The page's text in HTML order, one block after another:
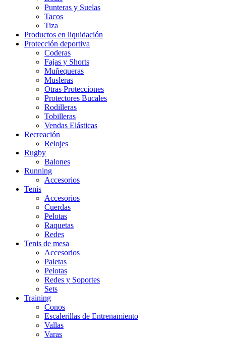
Punteras y Suelas
Tacos
Tiza
Productos en liquidación
Protección deportiva
Coderas
Fajas y Shorts
Muñequeras
Musleras
Otras Protecciones
Protectores Bucales
Rodilleras
Tobilleras
Vendas Elásticas
Recreación
Relojes
Rugby
Balones
Running
Accesorios
Tenis
Accesorios
Cuerdas
Pelotas
Raquetas
Redes
Tenis de mesa
Accesorios
Paletas
Pelotas
Redes y Soportes
Sets
Training
Conos
Escalerillas de Entrenamiento
Vallas
Varas